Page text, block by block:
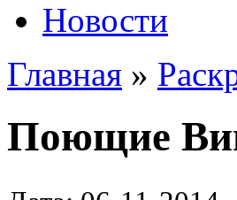
Новости
Главная »
Поющие